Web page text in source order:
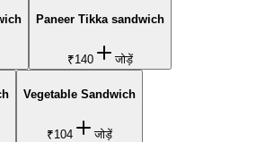
Paneer Tikka sandwich
₹140 जोड़ें
Vegetable Sandwich
₹104 जोड़ें